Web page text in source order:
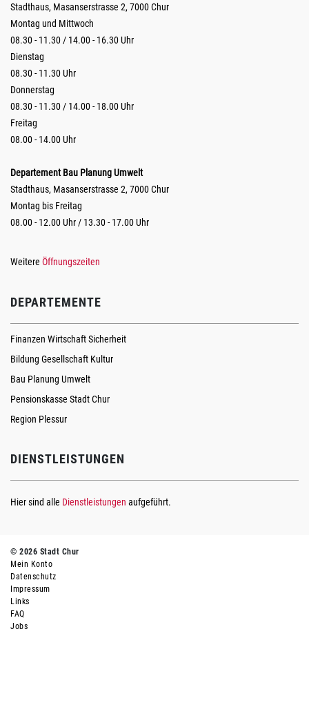
Stadthaus, Masanserstrasse 2, 7000 Chur
Montag und Mittwoch
08.30 - 11.30 / 14.00 - 16.30 Uhr
Dienstag
08.30 - 11.30 Uhr
Donnerstag
08.30 - 11.30 / 14.00 - 18.00 Uhr
Freitag
08.00 - 14.00 Uhr
Departement Bau Planung Umwelt
Stadthaus, Masanserstrasse 2, 7000 Chur
Montag bis Freitag
08.00 - 12.00 Uhr / 13.30 - 17.00 Uhr
Weitere Öffnungszeiten
DEPARTEMENTE
Finanzen Wirtschaft Sicherheit
Bildung Gesellschaft Kultur
Bau Planung Umwelt
Pensionskasse Stadt Chur
Region Plessur
DIENSTLEISTUNGEN
Hier sind alle Dienstleistungen aufgeführt.
© 2026 Stadt Chur
Mein Konto
Datenschutz
Impressum
Links
FAQ
Jobs